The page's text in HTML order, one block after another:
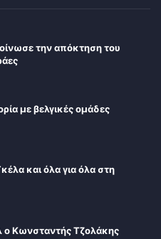
την απόκτηση του
με βελγικές ομάδες
και όλα για όλα στη
ο Κωνσταντής Τζολάκης